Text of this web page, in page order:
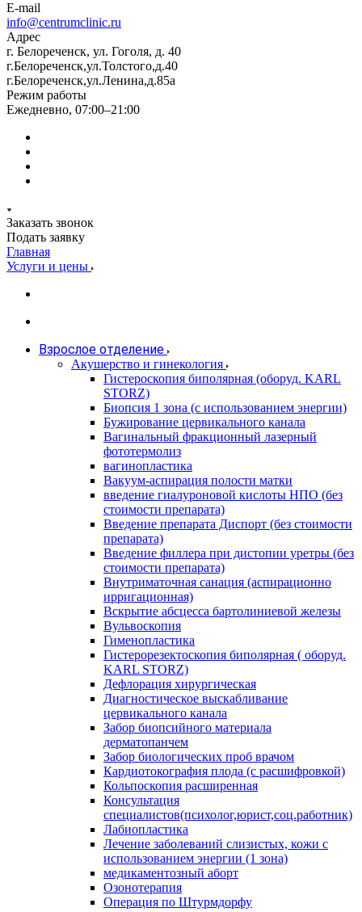
E-mail
info@centrumclinic.ru
Адрес
г. Белореченск, ул. Гоголя, д. 40
г.Белореченск,ул.Толстого,д.40
г.Белореченск,ул.Ленина,д.85а
Режим работы
Ежедневно, 07:00–21:00
Заказать звонок
Подать заявку
Главная
Услуги и цены
Взрослое отделение
Акушерство и гинекология
Гистероскопия биполярная (оборуд. KARL
STORZ)
Биопсия 1 зона (с использованием энергии)
Бужирование цервикального канала
Вагинальный фракционный лазерный
фототермолиз
вагинопластика
Вакуум-аспирация полости матки
введение гиалуроновой кислоты НПО (без
стоимости препарата)
Введение препарата Диспорт (без стоимости
препарата)
Введение филлера при дистопии уретры (без
стоимости препарата)
Внутриматочная санация (аспирационно
ирригационная)
Вскрытие абсцесса бартолиниевой железы
Вульвоскопия
Гименопластика
Гистерорезектоскопия биполярная ( оборуд.
KARL STORZ)
Дефлорация хирургическая
Диагностическое выскабливание
цервикального канала
Забор биопсийного материала
дерматопанчем
Забор биологических проб врачом
Кардиотокография плода (с расшифровкой)
Кольпоскопия расширенная
Консультация
специалистов(психолог,юрист,соц.работник)
Лабиопластика
Лечение заболеваний слизистых, кожи с
использованием энергии (1 зона)
медикаментозный аборт
Озонотерапия
Операция по Штурмдорфу